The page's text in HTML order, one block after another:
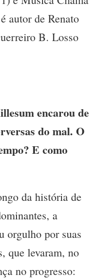
autor de Renato
B. Losso
encarou de
do mal. O
E como
da história de
a
orgulho por suas
que levaram, no
no progresso: